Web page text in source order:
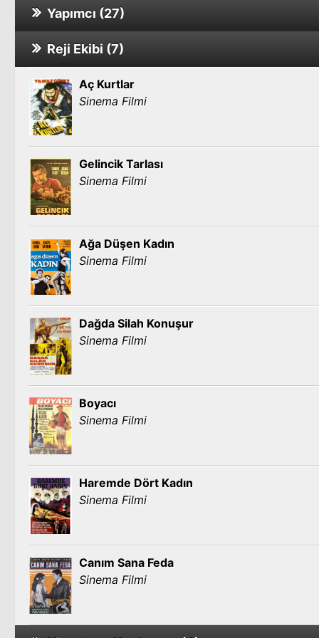
Toprağın Gelini
Belki Yarın
Azrail Benim
Sinema Filmi
Gelincik Tarlası
Sinema Filmi
Marko Paşa
Sinema Filmi
Yapımcı (27)
Islak Güneş
Sinema Filmi
Sinema Filmi
Sinema Filmi
Sinema Filmi
Reji Ekibi (7)
Aç Kurtlar
Sinema Filmi
Gelincik Tarlası
Sinema Filmi
Ağa Düşen Kadın
Sinema Filmi
Dağda Silah Konuşur
Sinema Filmi
Boyacı
Sinema Filmi
Haremde Dört Kadın
Sinema Filmi
Canım Sana Feda
Sinema Filmi